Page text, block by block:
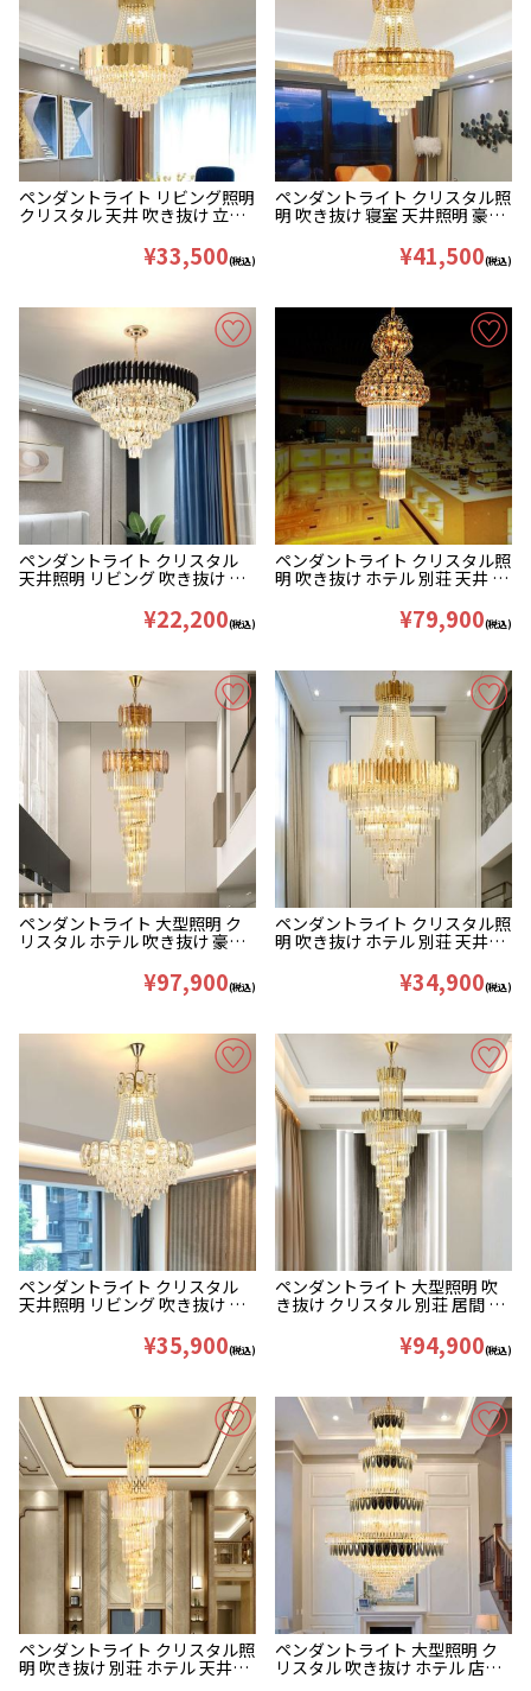
ペンダントライト リビング照明
クリスタル 天井 吹き抜け 立派
¥33,500(税込)
ペンダントライト クリスタル照
明 吹き抜け 寝室 天井照明 豪華
¥41,500(税込)
ペンダントライト クリスタル
天井照明 リビング 吹き抜け 店
¥22,200(税込)
ペンダントライト クリスタル照
明 吹き抜け ホテル 別荘 天井 豪
¥79,900(税込)
ペンダントライト 大型照明 ク
リスタル ホテル 吹き抜け 豪華
¥97,900(税込)
ペンダントライト クリスタル照
明 吹き抜け ホテル 別荘 天井照
¥34,900(税込)
ペンダントライト クリスタル
天井照明 リビング 吹き抜け 店
¥35,900(税込)
ペンダントライト 大型照明 吹
き抜け クリスタル 別荘 居間 豪
¥94,900(税込)
ペンダントライト クリスタル照
明 吹き抜け 別荘 ホテル 天井照
ペンダントライト 大型照明 ク
リスタル 吹き抜け ホテル 店舗